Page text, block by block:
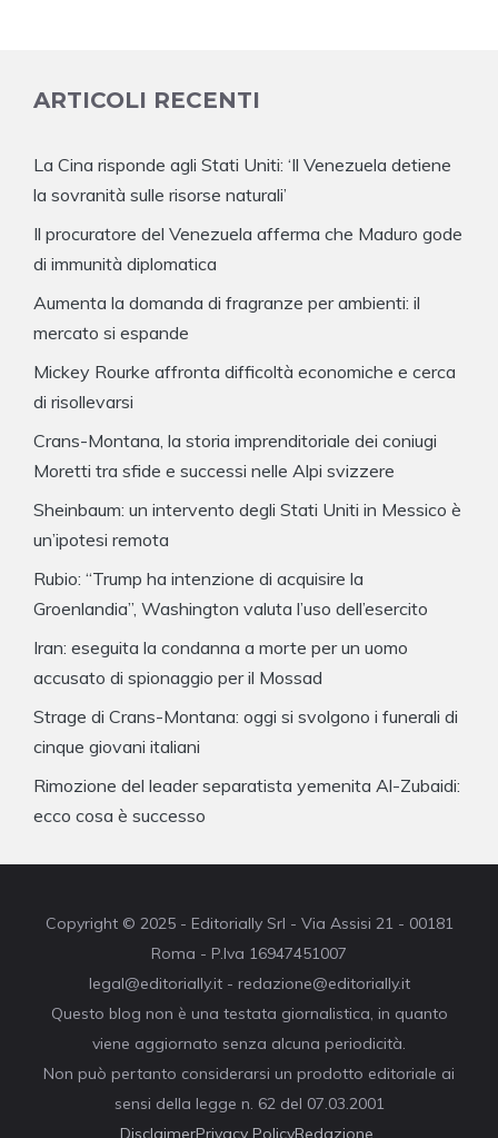
ARTICOLI RECENTI
La Cina risponde agli Stati Uniti: ‘Il Venezuela detiene
la sovranità sulle risorse naturali’
Il procuratore del Venezuela afferma che Maduro gode
di immunità diplomatica
Aumenta la domanda di fragranze per ambienti: il
mercato si espande
Mickey Rourke affronta difficoltà economiche e cerca
di risollevarsi
Crans-Montana, la storia imprenditoriale dei coniugi
Moretti tra sfide e successi nelle Alpi svizzere
Sheinbaum: un intervento degli Stati Uniti in Messico è
un’ipotesi remota
Rubio: “Trump ha intenzione di acquisire la
Groenlandia”, Washington valuta l’uso dell’esercito
Iran: eseguita la condanna a morte per un uomo
accusato di spionaggio per il Mossad
Strage di Crans-Montana: oggi si svolgono i funerali di
cinque giovani italiani
Rimozione del leader separatista yemenita Al-Zubaidi:
ecco cosa è successo
Copyright © 2025 - Editorially Srl - Via Assisi 21 - 00181
Roma - P.Iva 16947451007
legal@editorially.it - redazione@editorially.it
Questo blog non è una testata giornalistica, in quanto
viene aggiornato senza alcuna periodicità.
Non può pertanto considerarsi un prodotto editoriale ai
sensi della legge n. 62 del 07.03.2001